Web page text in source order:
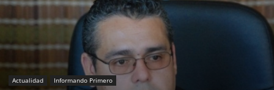
Actualidad Informando Primero